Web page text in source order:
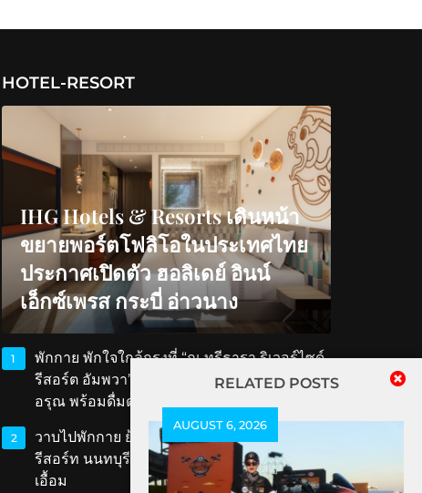
RELATED POSTS
AUGUST 6, 2026
HOTEL-RESORT
IHG Hotels & Resorts เดินหน้า
ขยายพอร์ตโฟลิโอในประเทศไทย
ประกาศเปิดตัว ฮอลิเดย์ อินน์
เอ็กซ์เพรส กระบี่ อ่าวนาง
1
พักกาย พักใจใกล้กรุงที่ “ณ ทรีธารา ริเวอร์ไซด์
รีสอร์ต อัมพวา” สัมผัสวิถีริมน้ำ ตักบาตรรับ
อรุณ พร้อมดื่มด่ำเสน่ห์สมุทรสงคราม
2
วาบไปพักกาย ย้อนเวลาไปพักใจที่ ‘ทับขวัญ
รีสอร์ท นนทบุรี’ เสน่ห์เรือนไทยโบราณใกล้แค่
เอื้อม